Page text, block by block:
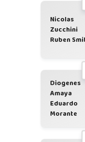
Nicolas
Zucchini
Ruben
Diogenes
Amaya
Eduardo
Morante